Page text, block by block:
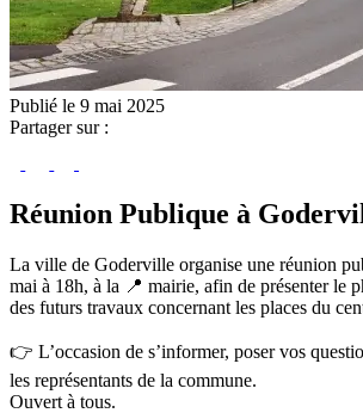
Publié le 9 mai 2025
Partager sur :
Réunion Publique à
La ville de Goderville organise une réunion
mai à 18h, à la 📍 mairie, afin de présenter le
des futurs travaux concernant les places du
👉 L’occasion de s’informer, poser vos
les représentants de la commune.
Ouvert à tous.